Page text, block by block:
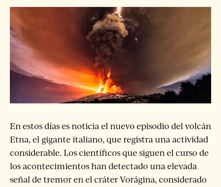
En estos días es noticia el nuevo episodio del volcán
Etna, el gigante italiano, que registra una actividad
considerable. Los científicos que siguen el curso de
los acontecimientos han detectado una elevada
señal de tremor en el cráter Vorágina, considerado